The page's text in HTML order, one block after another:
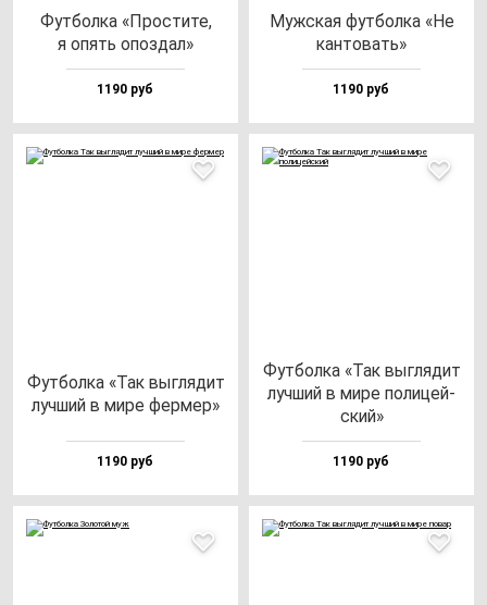
Фут­бол­ка «Прос­ти­те,
я опять опоз­дал»
1190 руб
Муж­ская фут­бол­ка «Не
кан­то­вать»
1190 руб
Фут­бол­ка «Так выг­ля­дит
луч­ший в ми­ре фер­мер»
1190 руб
Фут­бол­ка «Так выг­ля­дит
луч­ший в ми­ре по­ли­цей­
ский»
1190 руб